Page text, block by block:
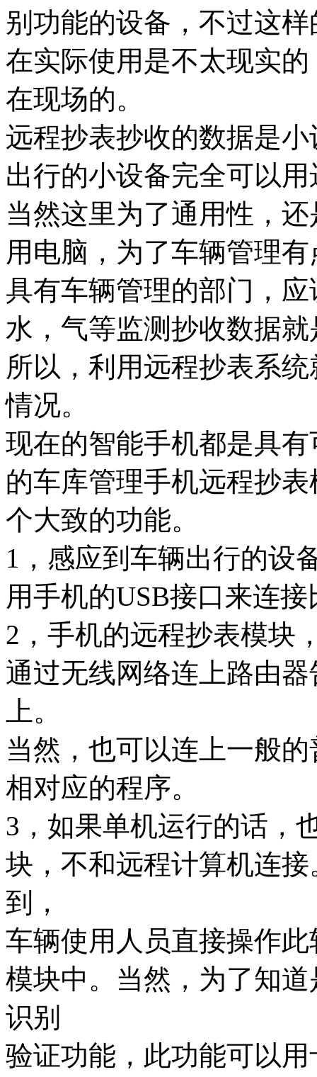
别功能的设备，不过这
在实际使用是不太现实
在现场的。
远程抄表抄收的数据是
出行的小设备完全可以
当然这里为了通用性，
用电脑，为了车辆管理
具有车辆管理的部门，
水，气等监测抄收数据
所以，利用远程抄表系
情况。
现在的智能手机都是具
的车库管理手机远程抄
个大致的功能。
1，感应到车辆出行的设
用手机的USB接口来连
2，手机的远程抄表模块
通过无线网络连上路由
上。
当然，也可以连上一般
相对应的程序。
3，如果单机运行的话，
块，不和远程计算机连
到，
车辆使用人员直接操作
模块中。当然，为了知
识别
验证功能，此功能可以